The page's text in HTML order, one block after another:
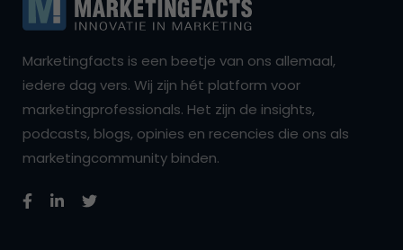
Marketingfacts is een beetje van ons allemaal,
iedere dag vers. Wij zijn hét platform voor
marketingprofessionals. Het zijn de insights,
podcasts, blogs, opinies en recencies die ons als
marketingcommunity binden.